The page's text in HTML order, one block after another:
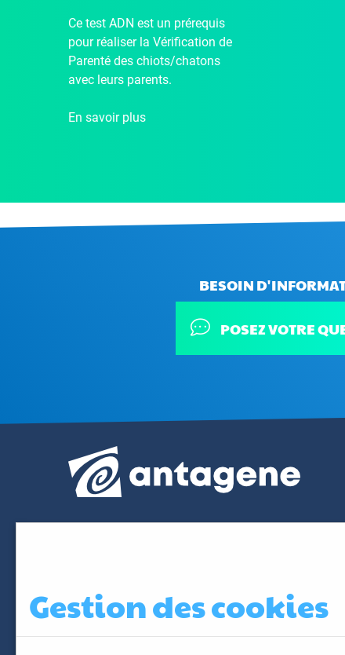
Ce test ADN est un prérequis
pour réaliser la Vérification de
Parenté des chiots/chatons
avec leurs parents.
En savoir plus
BESOIN
POSEZ VOTRE
Gestion des cookies